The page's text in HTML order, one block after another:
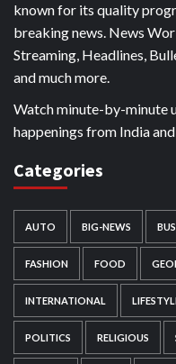
known for its quality
breaking news. News
Streaming, Headlines,
and much more.
Watch minute-by-minute
happenings from India
Categories
AUTO BIG-NEWS
FASHION FOOD
INTERNATIONAL
POLITICS RELIGIOUS